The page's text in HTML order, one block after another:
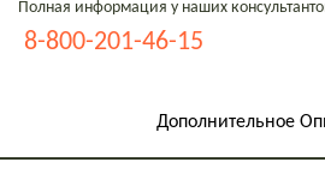
Полная информация у наших
8-800-201-46-15
Дополнительное